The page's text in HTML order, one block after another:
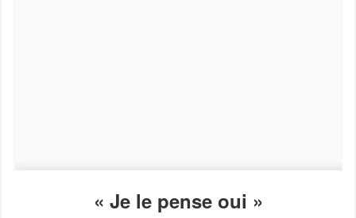
« Je le pense oui »